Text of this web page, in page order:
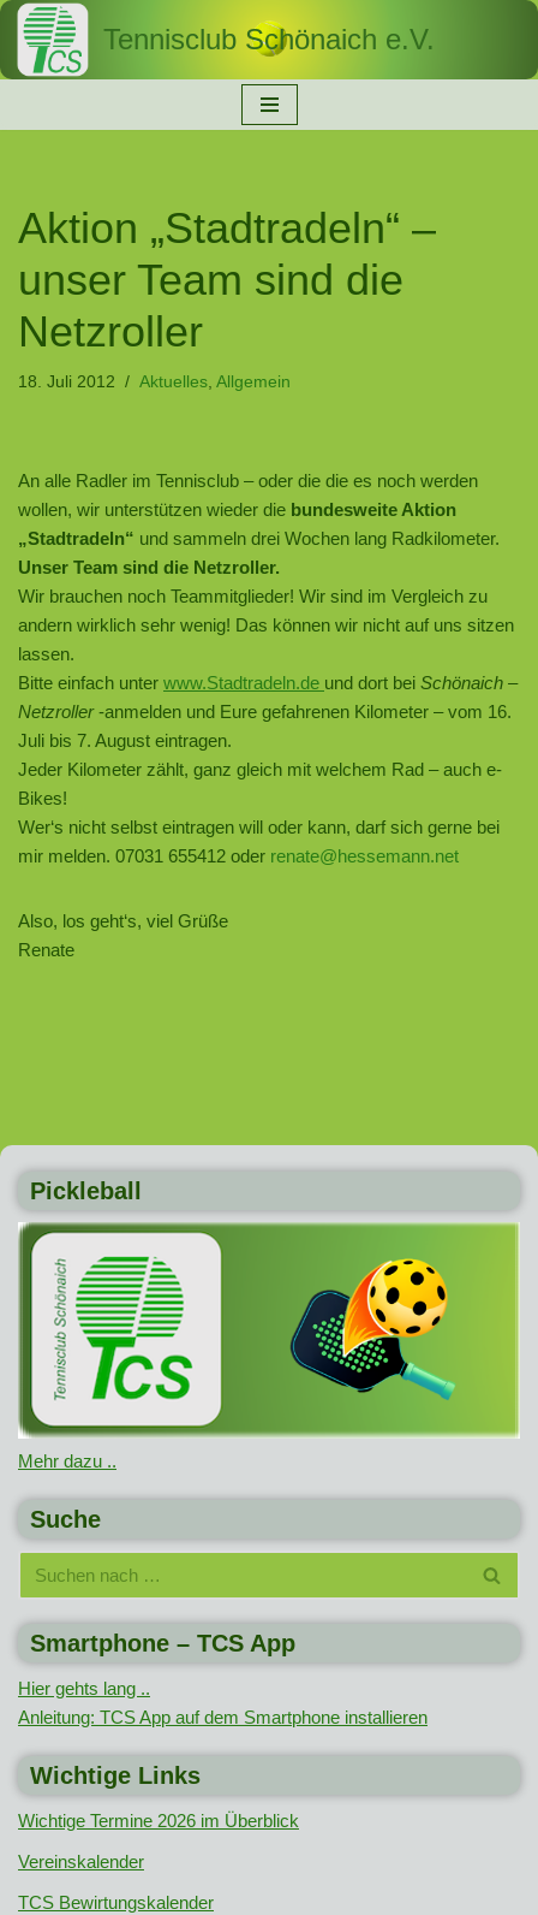
Zum
Tennisclub Schönaich e.V.
Aktion „Stadtradeln“ –
unser Team sind die
Netzroller
18. Juli 2012 Aktuelles, Allgemein
An alle Radler im Tennisclub – oder die die es noch werden
wollen, wir unterstützen wieder die bundesweite Aktion
„Stadtradeln“ und sammeln drei Wochen lang Radkilometer.
Unser Team sind die Netzroller.
Wir brauchen noch Teammitglieder! Wir sind im Vergleich zu
andern wirklich sehr wenig! Das können wir nicht auf uns sitzen
lassen.
Bitte einfach unter www.Stadtradeln.de und dort bei Schönaich –
Netzroller-anmelden und Eure gefahrenen Kilometer – vom 16.
Juli bis 7. August eintragen.
Jeder Kilometer zählt, ganz gleich mit welchem Rad – auch e-
Bikes!
Wer‘s nicht selbst eintragen will oder kann, darf sich gerne bei
mir melden. 07031 655412 oder renate@hessemann.net
Also, los geht‘s, viel Grüße
Renate
Pickleball
Mehr dazu ..
Suche
Smartphone – TCS App
Hier gehts lang ..
Anleitung: TCS App auf dem Smartphone installieren
Wichtige Links
Wichtige Termine 2026 im Überblick
Vereinskalender
TCS Bewirtungskalender